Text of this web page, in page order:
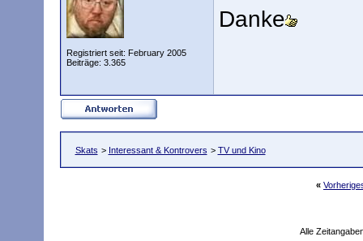
Registriert seit: February 2005
Beiträge: 3.365
Danke
Skats > Interessant & Kontrovers > TV und Kino
«
Alle